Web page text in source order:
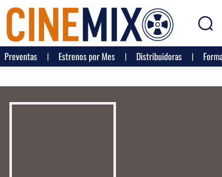
Preventas Estrenos por Mes Distribuidoras